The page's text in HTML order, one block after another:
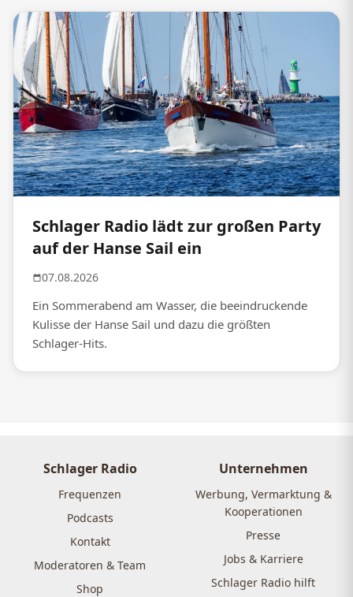
Schlager Radio lädt zur großen Party
auf der Hanse Sail ein
07.08.2026
Ein Sommerabend am Wasser, die beeindruckende
Kulisse der Hanse Sail und dazu die größten
Schlager-Hits.
Schlager Radio
Frequenzen
Podcasts
Kontakt
Moderatoren & Team
Shop
Unternehmen
Werbung, Vermarktung &
Kooperationen
Presse
Jobs & Karriere
Schlager Radio hilft